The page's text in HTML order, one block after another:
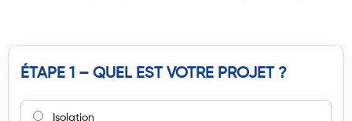
ÉTAPE 1 – QUEL EST VOTRE PROJET ?
Isolation